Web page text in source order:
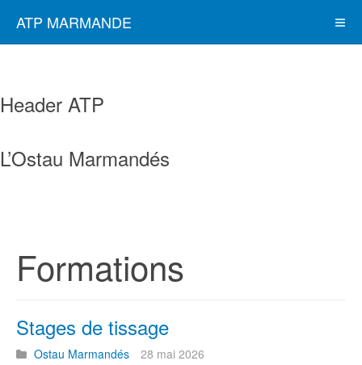
ATP MARMANDE
Header ATP
L’Ostau Marmandés
Formations
Stages de tissage
Ostau Marmandés
28 mai 2026